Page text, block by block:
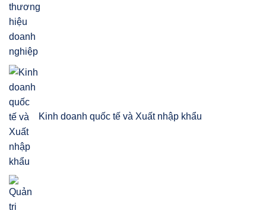
Kinh doanh quốc tế và Xuất nhập khẩu